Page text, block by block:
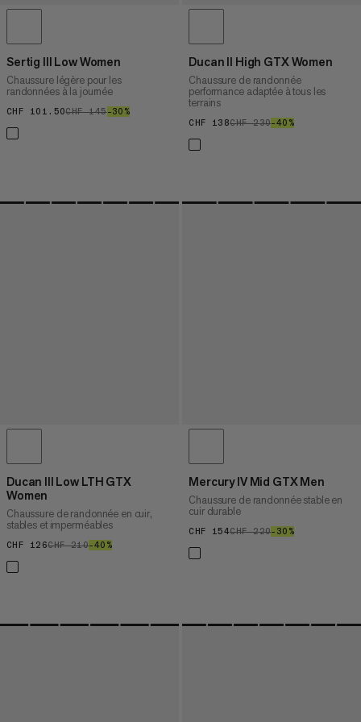
Sertig III Low Women
Chaussure légère pour les
randonnées à la journée
CHF 101.50CHF 101.50
CHF 145CHF 145
–30%
Ducan II High GTX Women
Chaussure de randonnée
performance adaptée à tous les
terrains
CHF 138CHF 138
CHF 230CHF 230
–40%
Ducan III Low LTH GTX
Women
Chaussure de randonnée en cuir,
stables et imperméables
CHF 126CHF 126
CHF 210CHF 210
–40%40%
Mercury IV Mid GTX Men
Chaussure de randonnée stable en
cuir durable
CHF 154CHF 154
CHF 220CHF 220
–30%